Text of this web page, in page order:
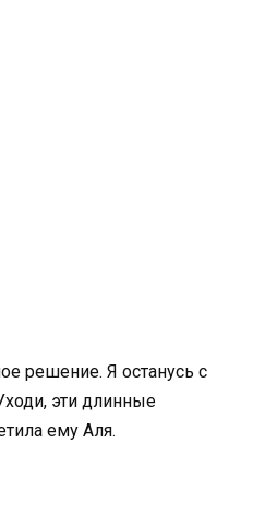
решение. Я останусь с
эти длинные
ему Аля.